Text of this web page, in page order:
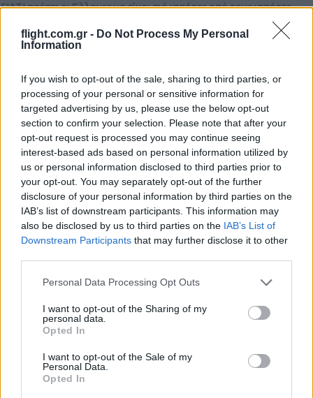
flight.com.gr - Do Not Process My Personal
Information
If you wish to opt-out of the sale, sharing to third parties, or
processing of your personal or sensitive information for
targeted advertising by us, please use the below opt-out
section to confirm your selection. Please note that after your
opt-out request is processed you may continue seeing
interest-based ads based on personal information utilized by
us or personal information disclosed to third parties prior to
your opt-out. You may separately opt-out of the further
disclosure of your personal information by third parties on the
IAB’s list of downstream participants. This information may
also be disclosed by us to third parties on the IAB’s List of
Downstream Participants that may further disclose it to other
Please note that this website/app uses one or more Google
not limited to your visit or usage behaviour. You may click to
grant or deny consent to Google and its third-party tags to
use your data for below specified purposes in below Google
consent section.
Personal Data Processing Opt Outs
I want to opt-out of the Sharing of my
personal data.
Opted In
I want to opt-out of the Sale of my
Personal Data.
Opted In
ΓΙΑΤΙ πρέπει οι Έλληνες να είναι πιό ιππότες από τους ιππότες
1 Reply
Gunner(@gunner)
Καλή ευκαιρία, αρκεί να την αρπάξουμε.
1 Reply
ANCOR(@ancor)
Reply
Spyros_Kapa
4 Μαρτίου 2023 21:45
#487674